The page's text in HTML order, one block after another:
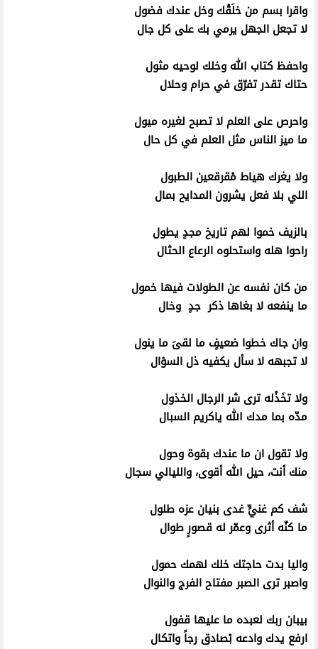
واقرا بسم من خلَقْك وخل عندك فضول
لا تجعل الجهل يرمي بك على كل جال
واحفظ كتاب الله وخلك لوحيه مثول
حتاك تقدر تفرّق في حرام وحلال
واحرص على العلم لا تصبح لغيره ميول
ما ميز الناس مثل العلم في كل حال
ولا يغرك هياط مْقرقعين الطبول
اللي بلا فعل يشرون المدايح بمال
بالزيف خموا لهم تاريخ مجدٍ يطول
راحوا هله واستحلوه الرعاع الحثال
من كان نفسه عن الطولات فيها خمول
ما ينفعه لا بغاها ذكر جدٍ وخال
وان جاك خطوا ضعيفٍ ما لقىَ ما ينول
لا تجبهه لا سأل يكفيه ذل السؤال
ولا تخَذْله ترى شر الرجال الخذول
مدّه بما مدك الله ياكريم السبال
ولا تقول ان ما عندك بقوة وحول
منك أنت، حيل الله أقوى، والليالي سجال
شف كم غنيٍّ غدى بنيان عزه طلول
ما كنّه أثرى وعمّر له قصورٍ طوال
واليا بدت حاجتك خلك لهمك حمول
واصبر ترى الصبر مفتاح الفرج والنوال
بيبان ربك لعبده ما عليها قفول
ارفع يدك وادعه بْصادق رجاً واتكال